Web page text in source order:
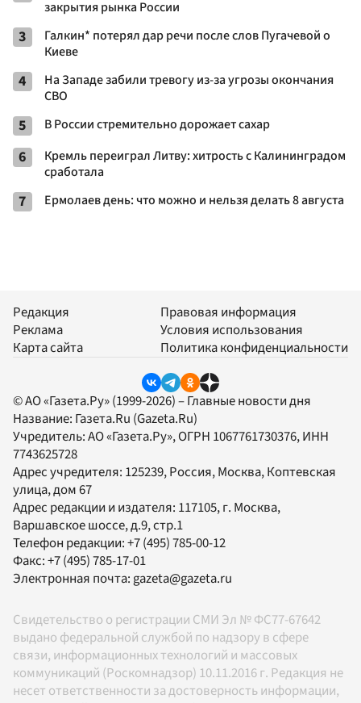
закрытия рынка России
3
Галкин* потерял дар речи после слов Пугачевой о
Киеве
4
На Западе забили тревогу из-за угрозы окончания
СВО
5 В России стремительно дорожает сахар
6
Кремль переиграл Литву: хитрость с Калининградом
сработала
7 Ермолаев день: что можно и нельзя делать 8 августа
Редакция
Реклама
Карта сайта
Правовая информация
Условия использования
Политика конфиденциальности
© АО «Газета.Ру» (1999-2026) – Главные новости дня
Название: Газета.Ru (Gazeta.Ru)
Учредитель:АО «Газета.Ру», ОГРН 1067761730376, ИНН
7743625728
Адрес учредителя: 125239, Россия, Москва, Коптевская
улица, дом 67
Адрес редакции и издателя: 117105, г. Москва,
Варшавское шоссе, д.9, стр.1
Телефон редакции:+7 (495) 785-00-12
Факс:+7 (495) 785-17-01
Электронная почта:gazeta@gazeta.ru
Свидетельство о регистрации СМИ Эл № ФС77-67642
выдано федеральной службой по надзору в сфере
связи, информационных технологий и массовых
коммуникаций (Роскомнадзор) 10.11.2016 г. Редакция не
несет ответственности за достоверность информации,